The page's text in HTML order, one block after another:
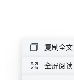
复制全文
全屏阅读